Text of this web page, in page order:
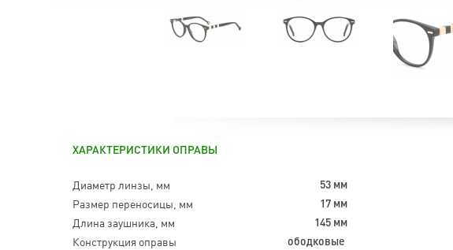
ХАРАКТЕРИСТИКИ ОПРАВЫ
Диаметр линзы, мм 53 мм
Размер переносицы, мм 17 мм
Длина заушника, мм 145 мм
Конструкция оправы ободковые